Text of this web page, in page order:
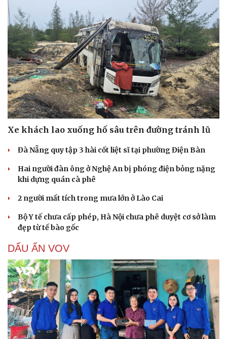
Cải chính
Xe khách lao xuống hố sâu trên đường tránh lũ
Đà Nẵng quy tập 3 hài cốt liệt sĩ tại phường Điện Bàn
Hai người đàn ông ở Nghệ An bị phóng điện bỏng nặng
khi dựng quán cà phê
2 người mất tích trong mưa lớn ở Lào Cai
Bộ Y tế chưa cấp phép, Hà Nội chưa phê duyệt cơ sở làm
đẹp từ tế bào gốc
DẤU ẤN VOV